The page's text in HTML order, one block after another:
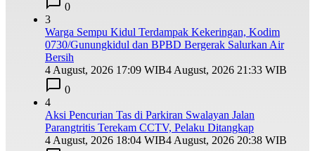
0
3
Warga Sempu Kidul Terdampak Kekeringan, Kodim
0730/Gunungkidul dan BPBD Bergerak Salurkan Air
Bersih
4 August, 2026 17:09 WIB4 August, 2026 21:33 WIB
0
4
Aksi Pencurian Tas di Parkiran Swalayan Jalan
Parangtritis Terekam CCTV, Pelaku Ditangkap
4 August, 2026 18:04 WIB4 August, 2026 20:38 WIB